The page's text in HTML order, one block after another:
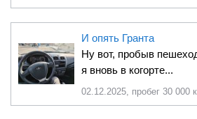
И опять Гранта
Ну вот, пробыв
я вновь в когорте...
02.12.2025, пробег 30 000